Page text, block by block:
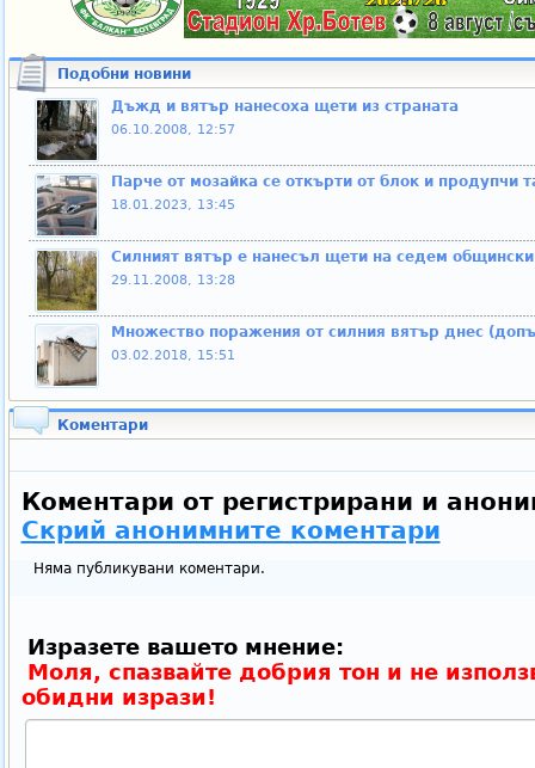
Подобни новини
Дъжд и вятър нанесоха щети из страната
06.10.2008, 12:57
Парче от мозайка се откърти от блок и продупчи
18.01.2023, 13:45
Силният вятър е нанесъл щети на седем общински
29.11.2008, 13:28
Множество поражения от силния вятър днес
03.02.2018, 15:51
Коментари
Коментари от регистрирани и
Скрий анонимните коментари
Няма публикувани коментари.
Изразете вашето мнение:
Моля, спазвайте добрия тон и не
обидни изрази!